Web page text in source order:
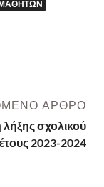
ΆΡΘΡΟ
σχολικού
έτους 2023-2024